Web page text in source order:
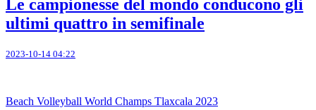
Le campionesse del mondo conducono gli
ultimi quattro in semifinale
2023-10-14 04:22
Beach Volleyball World Champs Tlaxcala 2023